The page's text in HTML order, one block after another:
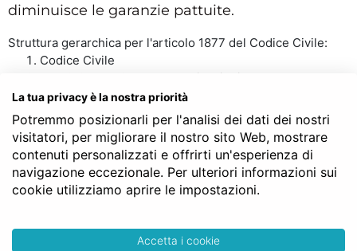
diminuisce le garanzie pattuite.
Struttura gerarchica per l'articolo 1877 del Codice Civile:
Codice Civile
LIBRO QUARTO - Delle obbligazioni
TITOLO III - Dei singoli contratti
Capo XIX - Della rendita vitalizia
Art. 1877
SERVE LA CONSULENZA DEL NOTAIO?
La tua privacy è la nostra priorità
Potremmo posizionarli per l'analisi dei dati dei nostri
visitatori, per migliorare il nostro sito Web, mostrare
contenuti personalizzati e offrirti un'esperienza di
navigazione eccezionale. Per ulteriori informazioni sui
cookie utilizziamo aprire le impostazioni.
Accetta i cookie